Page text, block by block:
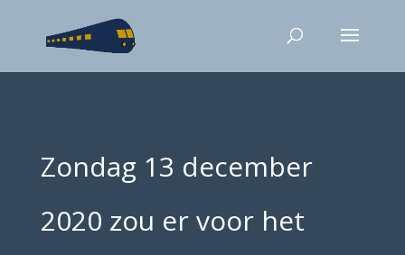
Zondag 13 december
2020 zou er voor het